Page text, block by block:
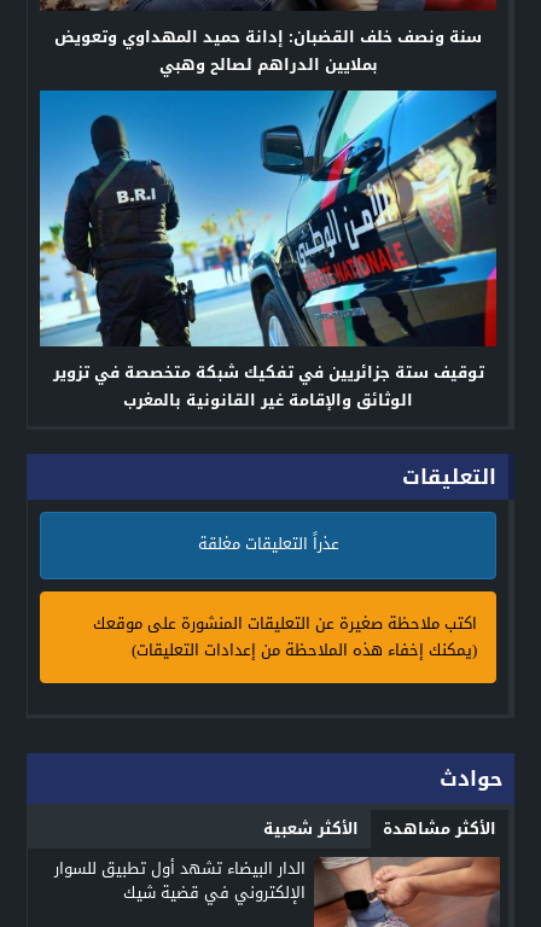
سنة ونصف خلف القضبان: إدانة حميد المهداوي وتعويض
بملايين الدراهم لصالح وهبي
توقيف ستة جزائريين في تفكيك شبكة متخصصة في تزوير
الوثائق والإقامة غير القانونية بالمغرب
التعليقات
عذراً التعليقات مغلقة
اكتب ملاحظة صغيرة عن التعليقات المنشورة على موقعك
(يمكنك إخفاء هذه الملاحظة من إعدادات التعليقات)
حوادث
الأكثر مشاهدة الأكثر شعبية
الدار البيضاء تشهد أول تطبيق للسوار
الإلكتروني في قضية شيك